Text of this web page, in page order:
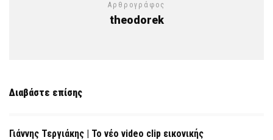
Αρθρογράφος
theodorek
Διαβάστε επίσης
Γιάννης Τεργιάκης | Το νέο video clip εικονικής